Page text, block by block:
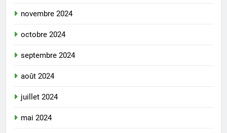
novembre 2024
octobre 2024
septembre 2024
août 2024
juillet 2024
mai 2024